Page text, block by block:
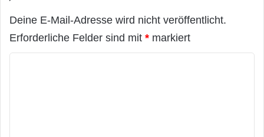
Deine E-Mail-Adresse wird nicht veröffentlicht.
Erforderliche Felder sind mit * markiert